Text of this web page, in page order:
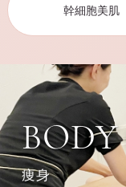
幹細胞美肌
痩身